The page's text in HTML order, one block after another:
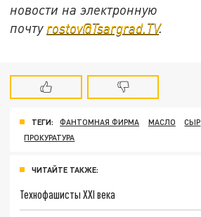
новости на электронную
почту rostov@Tsargrad.ТV.
ТЕГИ: ФАНТОМНАЯ ФИРМА МАСЛО СЫР
ПРОКУРАТУРА
ЧИТАЙТЕ ТАКЖЕ:
Технофашисты XXI века